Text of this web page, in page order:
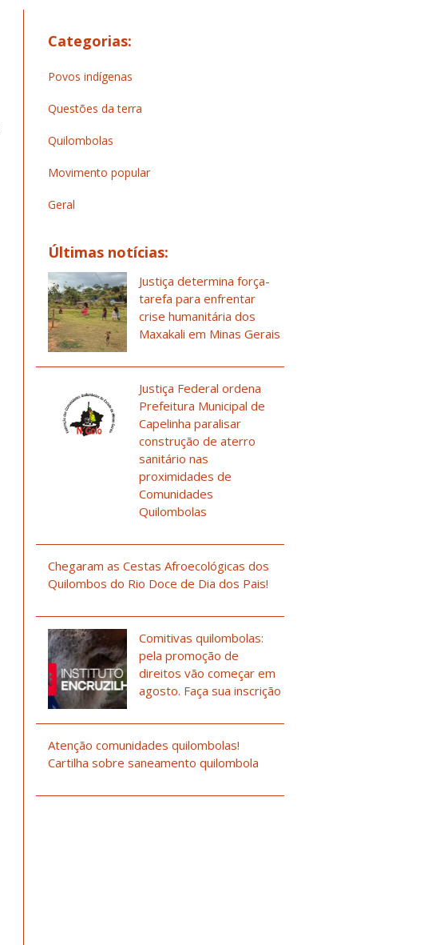
Categorias:
Povos indígenas
Questões da terra
Quilombolas
Movimento popular
Geral
Últimas notícias:
Justiça determina força-
tarefa para enfrentar
crise humanitária dos
Maxakali em Minas Gerais
Justiça Federal ordena
Prefeitura Municipal de
Capelinha paralisar
construção de aterro
sanitário nas
proximidades de
Comunidades
Quilombolas
Chegaram as Cestas Afroecológicas dos
Quilombos do Rio Doce de Dia dos Pais!
Comitivas quilombolas:
pela promoção de
direitos vão começar em
agosto. Faça sua inscrição
Atenção comunidades quilombolas!
Cartilha sobre saneamento quilombola